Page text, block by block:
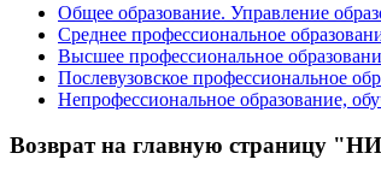
Общее образование. Управление
Среднее профессиональное
Высшее профессиональное
Послевузовское профессиональное
Непрофессиональное образование,
Возврат на главную страницу